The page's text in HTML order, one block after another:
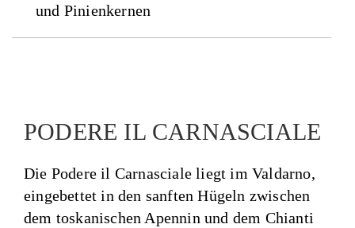
und Pinienkernen
PODERE IL CARNASCIALE
Die Podere il Carnasciale liegt im Valdarno,
eingebettet in den sanften Hügeln zwischen
dem toskanischen Apennin und dem Chianti